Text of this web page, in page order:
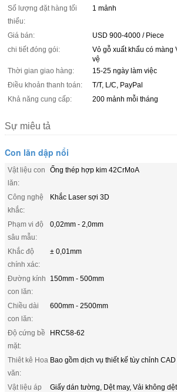
Số lượng đặt hàng tối
thiểu:
1 mảnh
Giá bán:
USD 900-4000 / Piece
chi tiết đóng gói:
Vỏ gỗ xuất khẩu có màng
vệ
Thời gian giao hàng:
15-25 ngày làm việc
Điều khoản thanh toán:
T/T, L/C, PayPal
Khả năng cung cấp:
200 mảnh mỗi tháng
Sự miêu tả
Con lăn dập nổi
Vật liệu con
lăn:
Ống thép hợp kim 42CrMoA
Công nghệ
khắc:
Khắc Laser sợi 3D
Phạm vi độ
sâu mẫu:
0,02mm - 2,0mm
Khắc độ
chính xác:
± 0,01mm
Đường kính
con lăn:
150mm - 500mm
Chiều dài
con lăn:
600mm - 2500mm
Độ cứng bề
mặt:
HRC58-62
Thiêt kê Hoa
văn:
Bao gồm dịch vụ thiết kế tùy chỉnh CAD
Vật liệu áp
Giấy dán tường, Dệt may, Vải không